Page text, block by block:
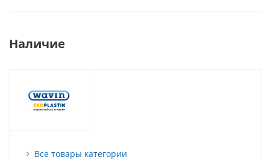
Наличие
Все товары категории